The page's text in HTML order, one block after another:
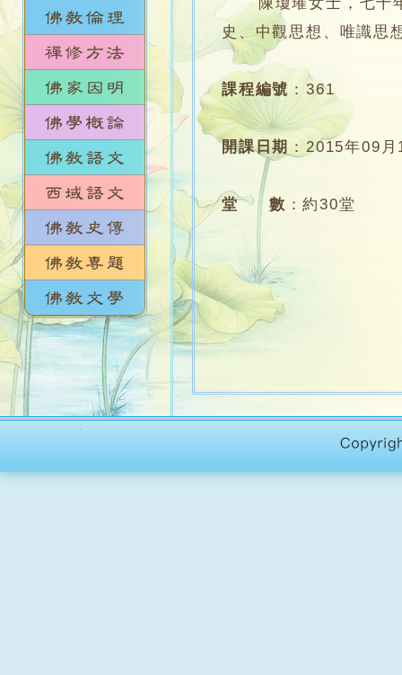
史、中觀思想、唯識思
課程編號 ：361
開課日期 ：2015年09月
堂 數 ：約30堂